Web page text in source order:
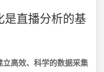
是直播分析的基
高效、科学的数据采集